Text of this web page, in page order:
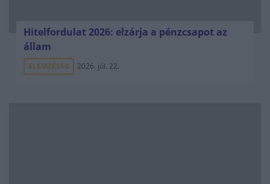
Hitelfordulat 2026: elzárja a pénzcsapot az
állam
ELEMZÉSEK 2026. júl. 22.